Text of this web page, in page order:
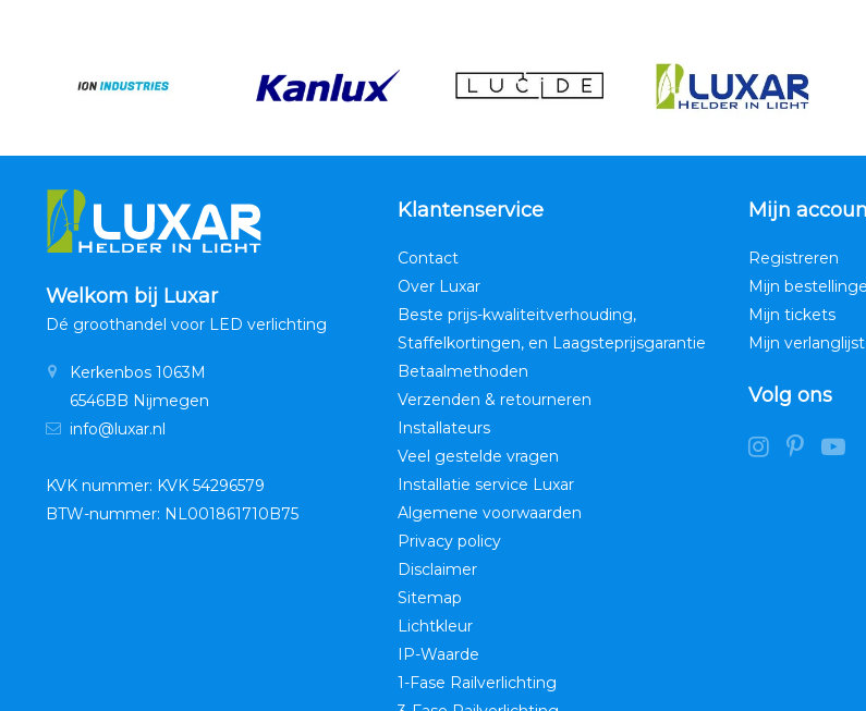
Welkom bij Luxar
Dé groothandel voor LED verlichting
Kerkenbos 1063M
6546BB Nijmegen
info@luxar.nl
KVK nummer: KVK 54296579
BTW-nummer: NL001861710B75
Klantenservice
Contact
Over Luxar
Beste prijs-kwaliteitverhouding,
Staffelkortingen, en Laagsteprijsgarantie
Betaalmethoden
Verzenden & retourneren
Installateurs
Veel gestelde vragen
Installatie service Luxar
Algemene voorwaarden
Privacy policy
Disclaimer
Sitemap
Lichtkleur
IP-Waarde
1-Fase Railverlichting
Mijn
Registreren
Mijn
Mijn tickets
Mijn verlanglijst
Volg ons